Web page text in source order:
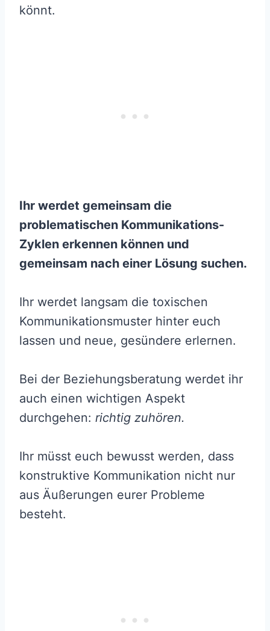
könnt.
Ihr werdet gemeinsam die
problematischen Kommunikations-
Zyklen erkennen können und
gemeinsam nach einer Lösung suchen.
Ihr werdet langsam die toxischen
Kommunikationsmuster hinter euch
lassen und neue, gesündere erlernen.
Bei der Beziehungsberatung werdet ihr
auch einen wichtigen Aspekt
durchgehen: richtig zuhören.
Ihr müsst euch bewusst werden, dass
konstruktive Kommunikation nicht nur
aus Äußerungen eurer Probleme
besteht.